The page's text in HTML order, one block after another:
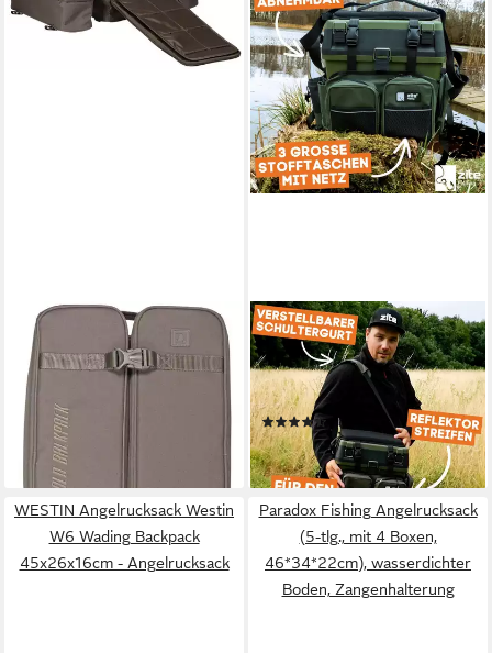
STRATEGY
Angelrucksack Strategy Fold
Backpack 47x28x25cm -
Angelrucksack
83,30 €
lieferbar - in 2-3 Werktagen bei dir
ZITE
Angelrucksack und Multi-
Sitzkiepe in 1 - Inklusive 4
Tackleboxen im Deckel
(9)
62,02 €
lieferbar - in 2-3 Werktagen bei dir
WESTIN Angelrucksack Westin
W6 Wading Backpack
45x26x16cm - Angelrucksack
Paradox Fishing Angelrucksack
(5-tlg., mit 4 Boxen,
46*34*22cm), wasserdichter
Boden, Zangenhalterung